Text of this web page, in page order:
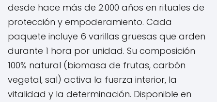
desde hace más de 2.000 años en rituales de
protección y empoderamiento. Cada
paquete incluye 6 varillas gruesas que arden
durante 1 hora por unidad. Su composición
100% natural (biomasa de frutas, carbón
vegetal, sal) activa la fuerza interior, la
vitalidad y la determinación. Disponible en